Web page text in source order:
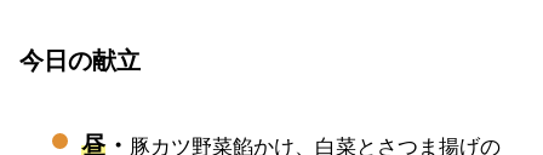
今日の献立
昼・ 豚カツ野菜餡かけ、白菜とさつま揚げの